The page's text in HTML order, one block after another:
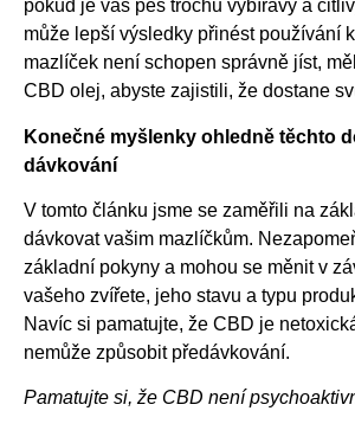
pokud je váš pes trochu vybíravý a
může lepší výsledky přinést používání
mazlíček není schopen správně jíst,
CBD olej, abyste zajistili, že dostane
Konečné myšlenky ohledně těchto
dávkování
V tomto článku jsme se zaměřili na
dávkovat vašim mazlíčkům.
základní pokyny a mohou se měnit v
vašeho zvířete, jeho stavu a typu
Navíc si pamatujte, že CBD je
nemůže způsobit předávkování.
Pamatujte si, že CBD není